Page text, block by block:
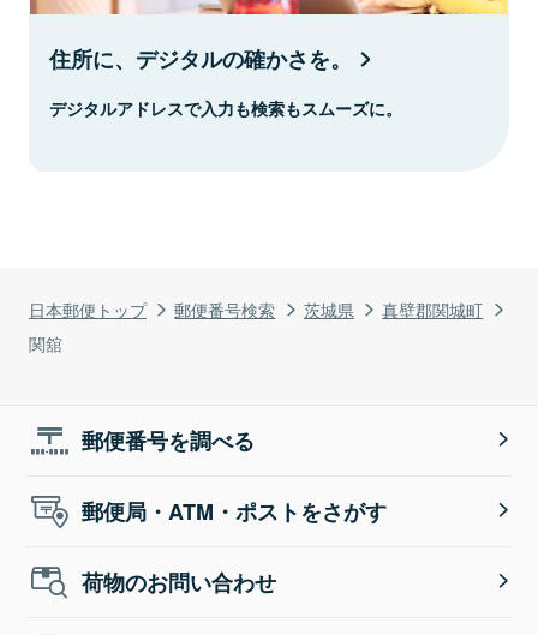
日本郵便トップ 郵便番号検索 茨城県
真壁郡関城町
関舘
住所に、デジタルの確かさを。
デジタルアドレスで入力も検索もスムーズに。
郵便番号を調べる
郵便局・ATM・ポストをさがす
荷物のお問い合わせ